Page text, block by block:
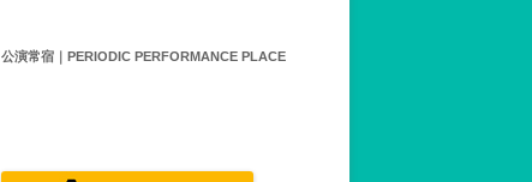
公演常宿｜PERIODIC PERFORMANCE PLACE